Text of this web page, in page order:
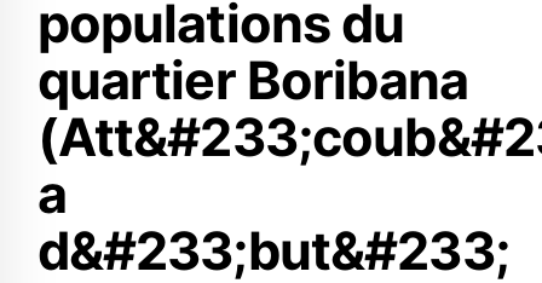
populations du
quartier Boribana
a
d&#233;but&#233;